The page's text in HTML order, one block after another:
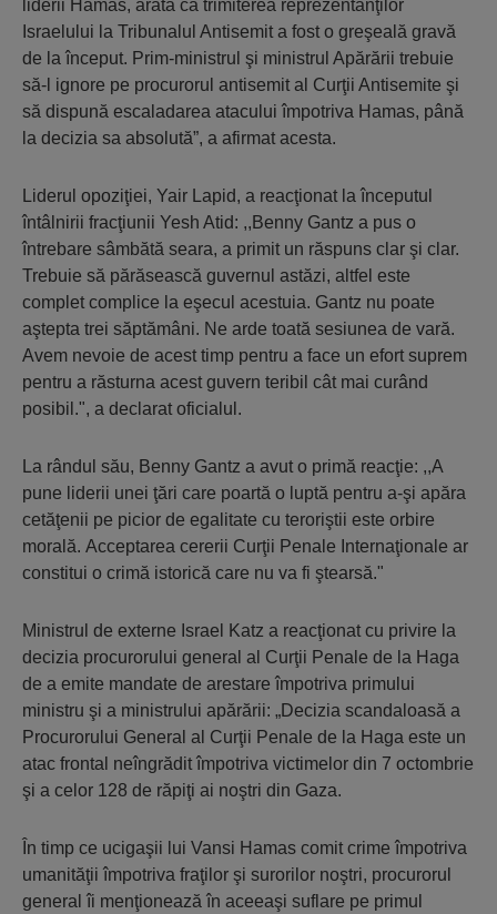
liderii Hamas, arată că trimiterea reprezentanţilor
Israelului la Tribunalul Antisemit a fost o greşeală gravă
de la început. Prim-ministrul şi ministrul Apărării trebuie
să-l ignore pe procurorul antisemit al Curţii Antisemite şi
să dispună escaladarea atacului împotriva Hamas, până
la decizia sa absolută”, a afirmat acesta.
Liderul opoziţiei, Yair Lapid, a reacţionat la începutul
întâlnirii fracţiunii Yesh Atid: ,,Benny Gantz a pus o
întrebare sâmbătă seara, a primit un răspuns clar şi clar.
Trebuie să părăsească guvernul astăzi, altfel este
complet complice la eşecul acestuia. Gantz nu poate
aştepta trei săptămâni. Ne arde toată sesiunea de vară.
Avem nevoie de acest timp pentru a face un efort suprem
pentru a răsturna acest guvern teribil cât mai curând
posibil.", a declarat oficialul.
La rândul său, Benny Gantz a avut o primă reacţie: ,,A
pune liderii unei ţări care poartă o luptă pentru a-şi apăra
cetăţenii pe picior de egalitate cu teroriştii este orbire
morală. Acceptarea cererii Curţii Penale Internaţionale ar
constitui o crimă istorică care nu va fi ştearsă."
Ministrul de externe Israel Katz a reacţionat cu privire la
decizia procurorului general al Curţii Penale de la Haga
de a emite mandate de arestare împotriva primului
ministru şi a ministrului apărării: „Decizia scandaloasă a
Procurorului General al Curţii Penale de la Haga este un
atac frontal neîngrădit împotriva victimelor din 7 octombrie
şi a celor 128 de răpiţi ai noştri din Gaza.
În timp ce ucigaşii lui Vansi Hamas comit crime împotriva
umanităţii împotriva fraţilor şi surorilor noştri, procurorul
general îi menţionează în aceeaşi suflare pe primul